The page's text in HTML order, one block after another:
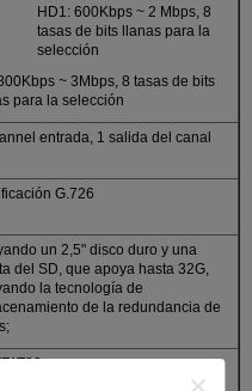
HD1: 600Kbps ~ 2 Mbps, 8
tasas de bits llanas para la
selección
~ 3Mbps, 8 tasas de bits
para la selección
entrada, 1 salida del canal
G.726
un 2,5" disco duro y una
del SD, que apoya hasta 32G,
la tecnología de
de la redundancia de